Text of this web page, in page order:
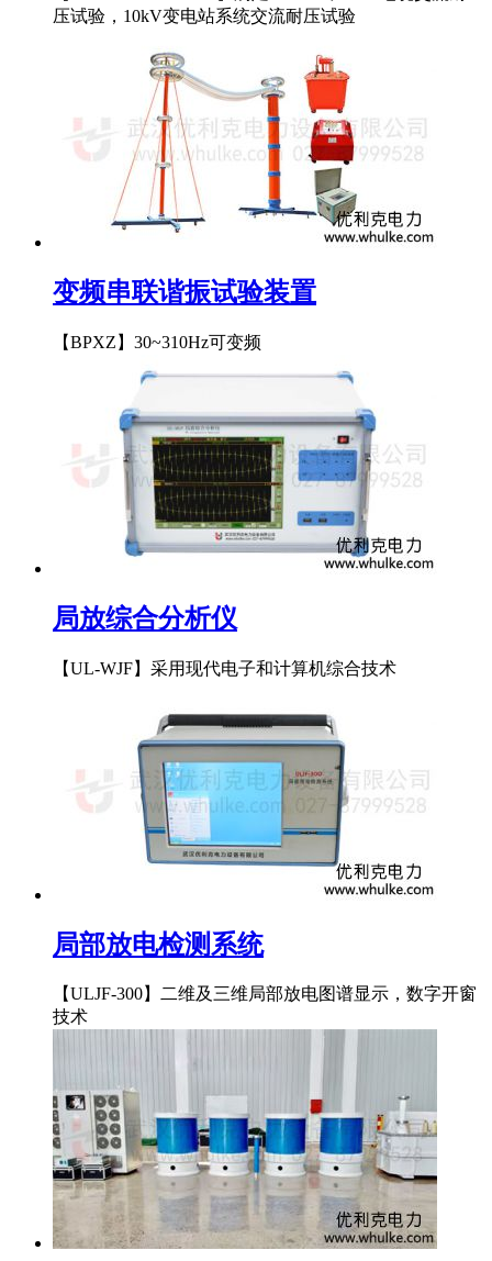
压试验，10kV变电站系统交流耐压试验
变频串联谐振试验装置
【BPXZ】30~310Hz可变频
局放综合分析仪
【UL-WJF】采用现代电子和计算机综合技术
局部放电检测系统
【ULJF-300】二维及三维局部放电图谱显示，数字开窗
技术